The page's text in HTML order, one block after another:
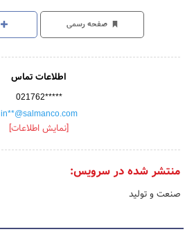
صفحه رسمی
اطلاعات تماس
021762*****
in**@salmanco.com
[نمایش اطلاعات]
منتشر شده در سرویس:
صنعت و تولید